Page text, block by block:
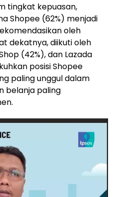
tingkat kepuasan,
Shopee (62%) menjadi
oleh
dekatnya, diikuti oleh
(42%), dan Lazada
posisi Shopee
paling unggul dalam
belanja paling